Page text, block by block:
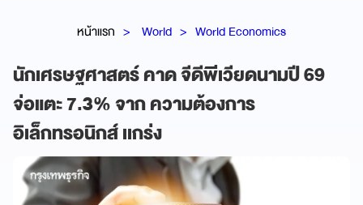
หน้าแรก World World Economics
นักเศรษฐศาสตร์ คาด จีดีพีเวียดนามปี 69
จ่อแตะ 7.3% จาก ความต้องการ
อิเล็กทรอนิกส์ เเกร่ง